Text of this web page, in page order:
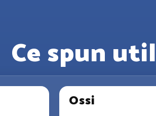
Ce spun
Ossi